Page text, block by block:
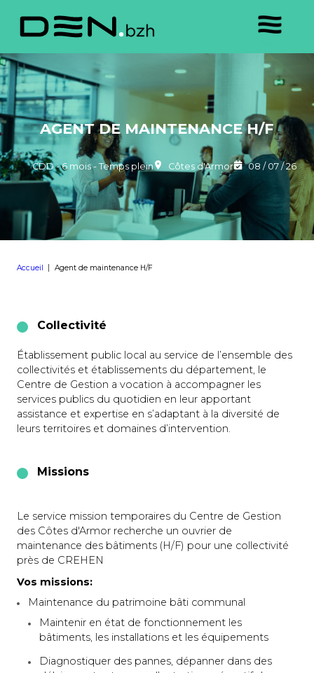
AGENT DE MAINTENANCE H/F
CDD - 6 mois - Temps plein Côtes d'Armor 08 / 07 / 26
Accueil Agent de maintenance H/F
Collectivité
Établissement public local au service de l’ensemble des
collectivités et établissements du département, le
Centre de Gestion a vocation à accompagner les
services publics du quotidien en leur apportant
assistance et expertise en s’adaptant à la diversité de
leurs territoires et domaines d’intervention.
Missions
Le service mission temporaires du Centre de Gestion
des Côtes d'Armor recherche un ouvrier de
maintenance des bâtiments (H/F) pour une collectivité
près de CREHEN
Vos missions:
Maintenance du patrimoine bâti communal
Maintenir en état de fonctionnement les
bâtiments, les installations et les équipements
Diagnostiquer des pannes, dépanner dans des